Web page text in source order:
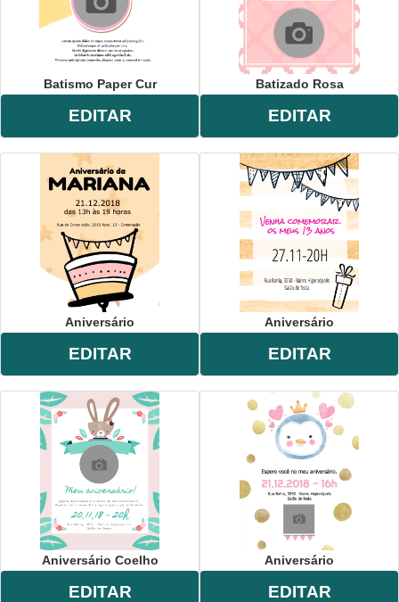
Batismo Paper Cur
EDITAR
Batizado Rosa
EDITAR
Aniversário
EDITAR
Aniversário
EDITAR
Aniversário Coelho
EDITAR
Aniversário
EDITAR